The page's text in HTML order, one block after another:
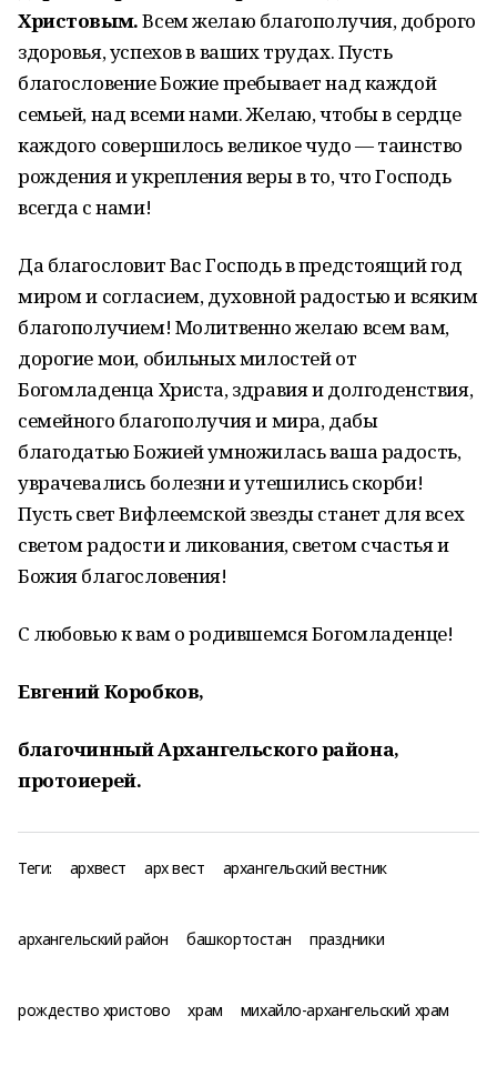
Христовым.Всем желаю благополучия, доброго
здоровья, успехов в ваших трудах. Пусть
благословение Божие пребывает над каждой
семьей, над всеми нами. Желаю, чтобы в сердце
каждого совершилось великое чудо — таинство
рождения и укрепления веры в то, что Господь
всегда с нами!
Да благословит Вас Господь в предстоящий год
миром и согласием, духовной радостью и всяким
благополучием! Молитвенно желаю всем вам,
дорогие мои, обильных милостей от
Богомладенца Христа, здравия и долгоденствия,
семейного благополучия и мира, дабы
благодатью Божией умножилась ваша радость,
уврачевались болезни и утешились скорби!
Пусть свет Вифлеемской звезды станет для всех
светом радости и ликования, светом счастья и
Божия благословения!
С любовью к вам о родившемся Богомладенце!
Евгений Коробков,
благочинный Архангельского района,
протоиерей.
Теги: архвест арх вест архангельский вестник
архангельский район башкортостан праздники
рождество христово храм михайло-архангельский храм